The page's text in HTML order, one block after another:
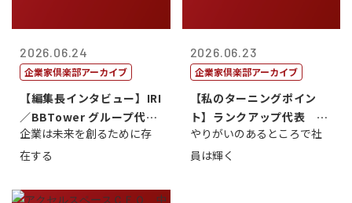
2026.06.24
企業家倶楽部アーカイブ
【編集長インタビュー】IRI
／BBTower グループ代表
藤...
企業は未来を創るために存
在する
2026.06.23
企業家倶楽部アーカイブ
【私のターニングポイン
ト】ランクアップ代表 岩
崎裕美子
やりがいのあるところで社
員は輝く